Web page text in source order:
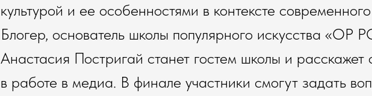
культурой и ее особенностями в контексте
Блогер, основатель школы популярного искусства «OP
Анастасия Постригай станет гостем школы и расскажет
в работе в медиа. В финале участники смогут задать